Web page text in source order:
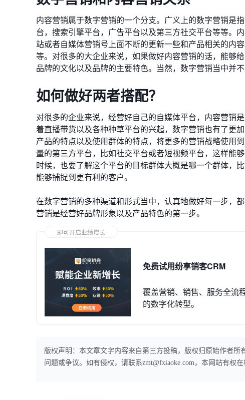
内容营销属于数字营销的一个分支。广义上的数字营销是
台，搜索引擎平台，广告平台以及第三方社交平台等等。
站或者自媒体营销号上面不断的更新一些和产品相关的内
等。对很多的大企业来说，如果做好内容营销的话，能够
品牌的文化以及品牌的主要特色。当然，数字营销当中并
如何做好两者搭配？
对很多的企业来说，经营好自己的自媒体平台，内容营销
着直播带货以及各种种草平台的兴起，数字营销也有了更
产品的特点以及使用群体的特点，将更多的营销战略使用
量的第三方平台，比如社交平台或者短视频平台，这样能
时候，也要了解这个平台的目标群体大概是哪一个群体，
能够捕捉到更有利的客户。
在数字营销的多种渠道和形式当中，认真地做好每一步，
营销是经营好品牌形象以及产品特色的第一步。
即可开启业绩增长
免费试用纷享销客CRM
覆盖营销、销售、服务全流
的数字化转型。
版权声明：本文章文字内容来自第三方投稿，版权归原始作者
问题或争议。如有侵权，请联系zmt@fxiaoke.com，本网站有权